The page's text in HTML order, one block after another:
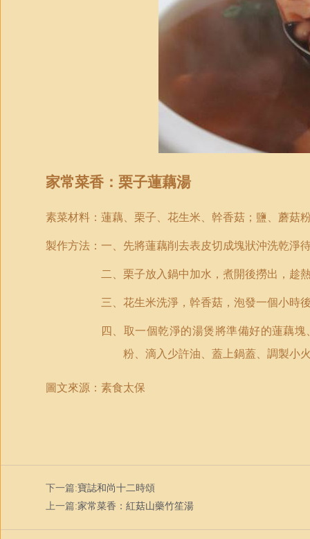
家常菜香： 栗子蓮藕湯
素菜材料：蓮藕、栗子、花生米、幹香菇；鹽、蘑菇
製作方法 ：一、先將蓮藕削去表皮切成塊狀沖洗乾淨
二、栗子放入鍋中加水，煮開後撈出，趁
三、花生米洗淨，幹香菇，泡發一個小時
四、取一個乾淨的湯煲將準備好的蓮藕
粉、滴入少許油、蓋上鍋蓋、調製小
圖文來源：素食太保
下一篇:寶誌和尚十二時頌
上一篇:家常菜香：紅菇山藥竹笙湯